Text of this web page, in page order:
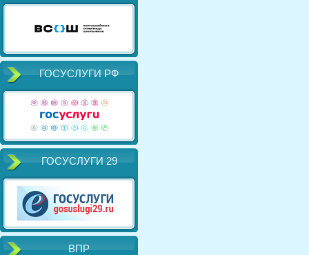
ГОСУСЛУГИ РФ
ГОСУСЛУГИ 29
ВПР